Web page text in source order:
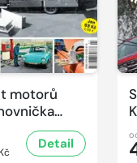
motorů
Kč
Detail